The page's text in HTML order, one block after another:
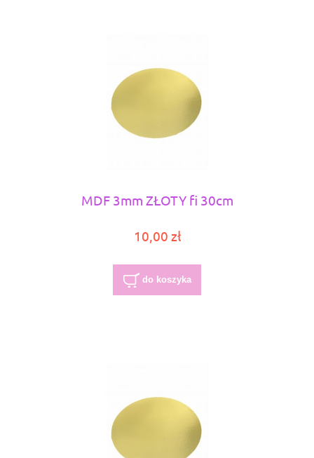
MDF 3mm ZŁOTY fi 30cm
10,00 zł
do koszyka